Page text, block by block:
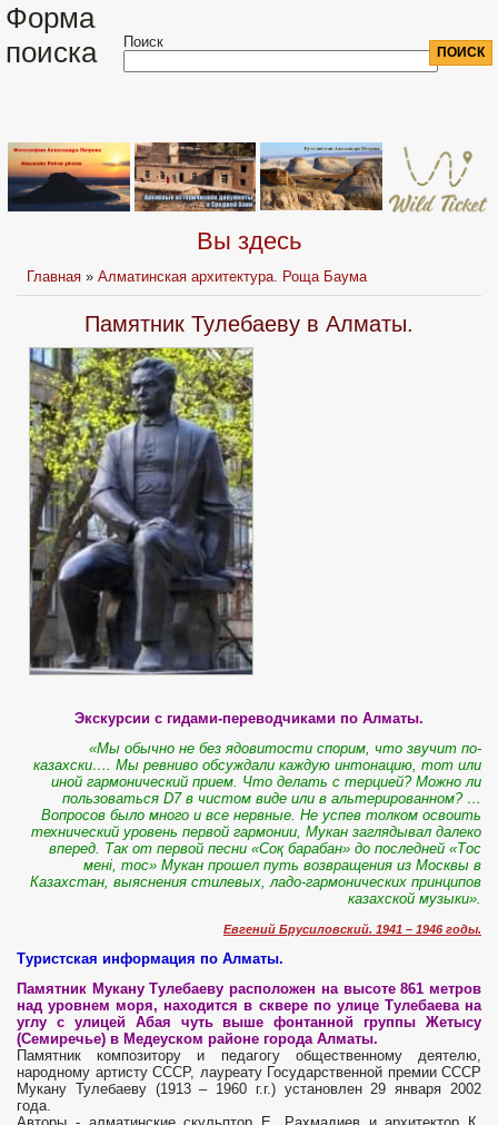
Форма
поиска
Поиск
Вы здесь
Главная »Алматинская архитектура. Роща Баума
Памятник Тулебаеву в Алматы.
Экскурсии с гидами-переводчиками по Алматы.
«Мы обычно не без ядовитости спорим, что звучит по-
казахски…. Мы ревниво обсуждали каждую интонацию, тот или
иной гармонический прием. Что делать с терцией? Можно ли
пользоваться D7 в чистом виде или в альтерированном? …
Вопросов было много и все нервные. Не успев толком освоить
технический уровень первой гармонии, Мукан заглядывал далеко
вперед. Так от первой песни «Соқ барабан» до последней «Тос
мені, тос» Мукан прошел путь возвращения из Москвы в
Казахстан, выяснения стилевых, ладо-гармонических принципов
казахской музыки».
Евгений Брусиловский. 1941 – 1946 годы.
Туристская информация по Алматы.
Памятник Мукану Тулебаеву расположен на высоте 861 метров
над уровнем моря, находится в сквере по улице Тулебаева на
углу с улицей Абая чуть выше фонтанной группы Жетысу
(Семиречье) в Медеуском районе города Алматы.
Памятник композитору и педагогу общественному деятелю,
народному артисту СССР, лауреату Государственной премии СССР
Мукану Тулебаеву (1913 – 1960 г.г.) установлен 29 января 2002
года.